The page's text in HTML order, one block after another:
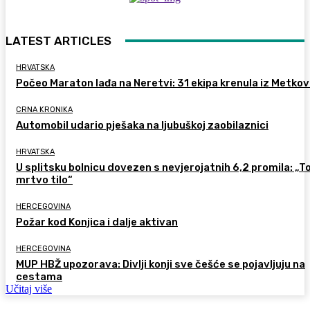
LATEST ARTICLES
HRVATSKA
Počeo Maraton lađa na Neretvi: 31 ekipa krenula iz
CRNA KRONIKA
Automobil udario pješaka na ljubuškoj zaobilaznici
HRVATSKA
U splitsku bolnicu dovezen s nevjerojatnih 6,2 promila:
mrtvo tilo“
HERCEGOVINA
Požar kod Konjica i dalje aktivan
HERCEGOVINA
MUP HBŽ upozorava: Divlji konji sve češće se pojavljuju na
cestama
Učitaj više